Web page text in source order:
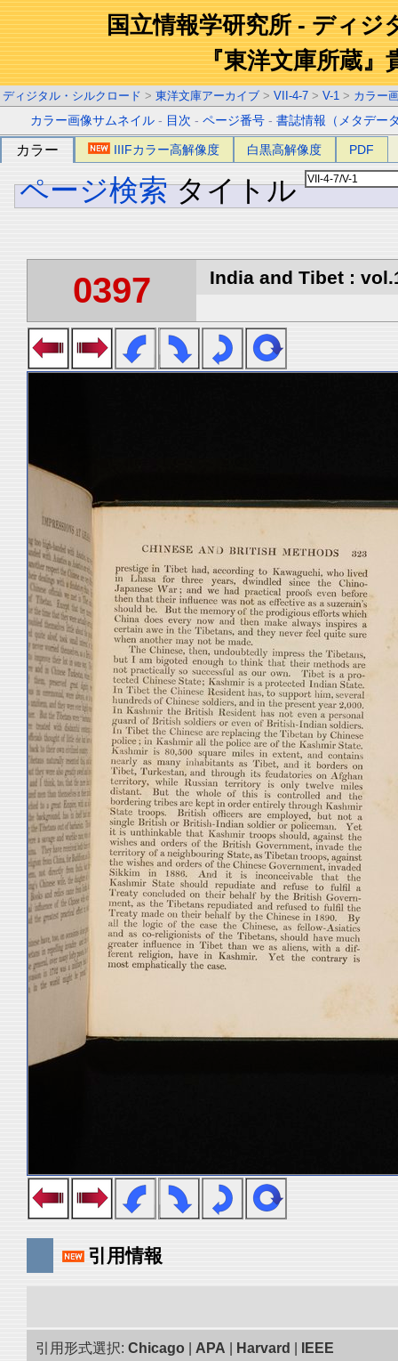
国立情報学研究所 - ディジ
『東洋文庫所蔵』
ディジタル・シルクロード > 東洋文庫アーカイブ > VII-4-7 > V-1 > カラー
カラー画像サムネイル - 目次 -ページ番号 -書誌情報（メタデー
カラー IIIFカラー高解像度 白黒高解像度 PDF
ページ検索 タイトル
0397 India and Tibet :
引用情報
引用形式選択: Chicago APA Harvard IEEE